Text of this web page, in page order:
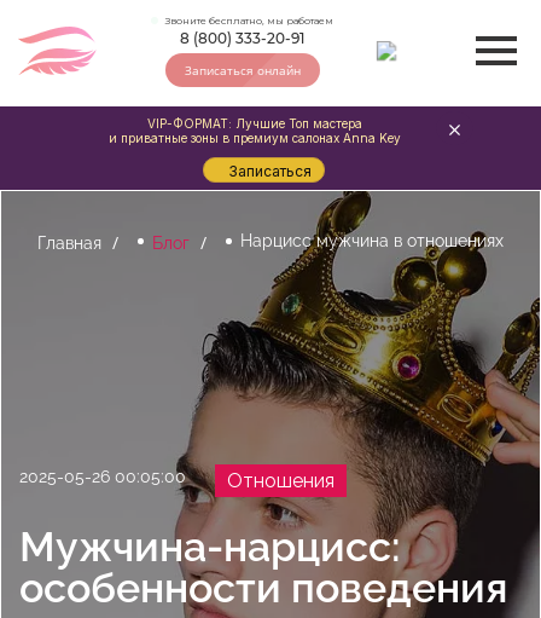
Звоните бесплатно, мы работаем
8 (800) 333-20-91
Записаться онлайн
Главная Блог Нарцисс мужчина в отношениях
2025-05-26 00:05:00 Отношения
Мужчина-нарцисс:
особенности поведения
VIP-ФОРМАТ: Лучшие Топ мастера
и приватные зоны в премиум салонах Anna Key
Записаться